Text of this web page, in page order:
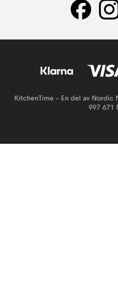
KitchenTime - En del av Nordic
997 671